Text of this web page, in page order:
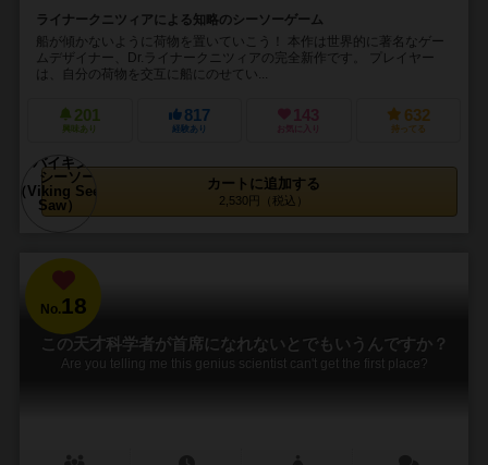
ライナークニツィアによる知略のシーソーゲーム
船が傾かないように荷物を置いていこう！ 本作は世界的に著名なゲー
ムデザイナー、Dr.ライナークニツィアの完全新作です。 プレイヤー
は、自分の荷物を交互に船にのせてい...
201
興味あり
817
経験あり
143
お気に入り
632
持ってる
カートに追加する
2,530円（税込）
No.18
この天才科学者が首席になれないとでもいうんですか？
Are you telling me this genius scientist can't get the first place?